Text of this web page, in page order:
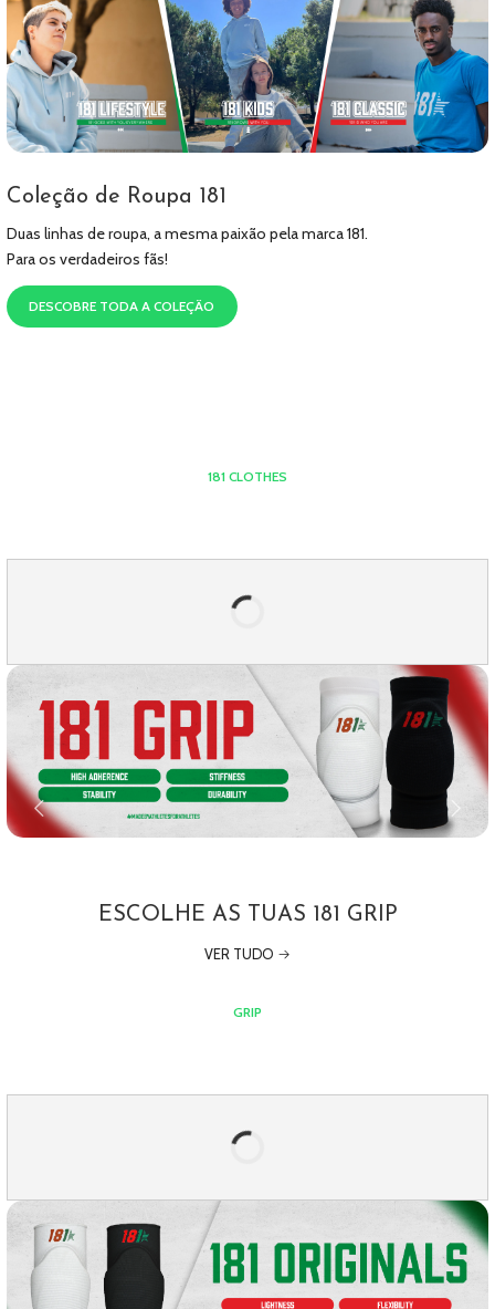
Coleção de Roupa 181
Duas linhas de roupa, a mesma paixão pela marca 181.
Para os verdadeiros fãs!
DESCOBRE TODA A COLEÇÃO
181 CLOTHES
ESCOLHE AS TUAS 181 GRIP
VER TUDO
GRIP